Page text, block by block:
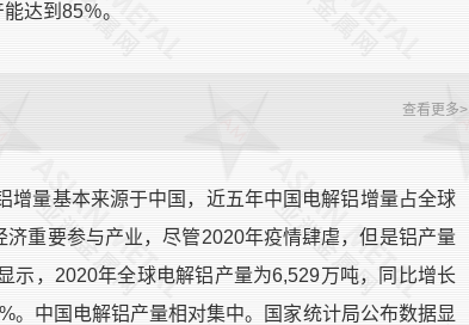
达到85％。
查看更多>
量基本来源于中国，近五年中国电解铝增量占全球
重要参与产业，尽管2020年疫情肆虐，但是铝产量
示，2020年全球电解铝产量为6,529万吨，同比增长
。中国电解铝产量相对集中。国家统计局公布数据显